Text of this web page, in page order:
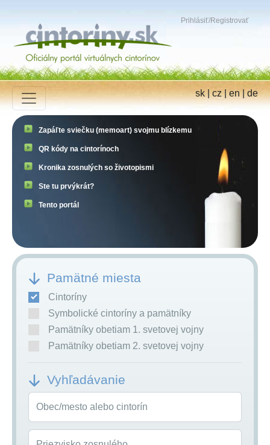
Prihlásiť/Registrovať
sk|cz|en|de
Zapáľte sviečku (memoart) svojmu blízkemu
QR kódy na cintorínoch
Kronika zosnulých so životopismi
Ste tu prvýkrát?
Tento portál
Pamätné miesta
Cintoríny
Symbolické cintoríny a pamätníky
Pamätníky obetiam 1. svetovej vojny
Pamätníky obetiam 2. svetovej vojny
Vyhľadávanie
Obec/mesto alebo cintorín